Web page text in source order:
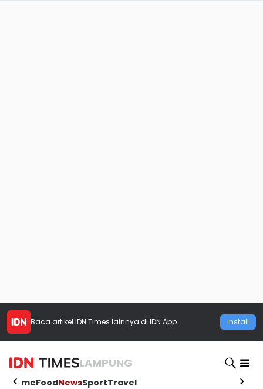
Baca artikel IDN Times lainnya di IDN App Install
LAMPUNG
HomeFoodNewsSportTravel